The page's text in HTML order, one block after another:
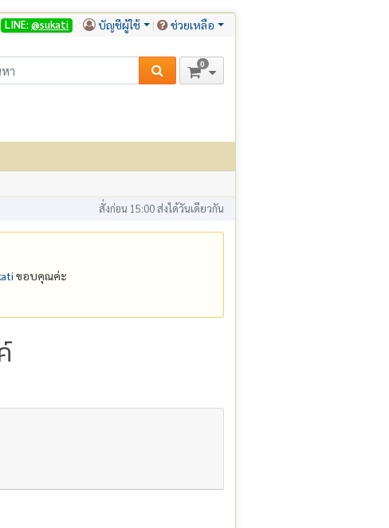
LINE:@sukati บัญชีผู้ใช้ ช่วยเหลือ
0
สั่งก่อน 15:00 ส่งได้วันเดียวกัน
ขอบคุณค่ะ